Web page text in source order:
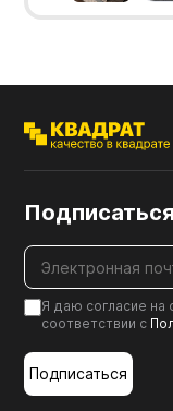
Я даю согласие на
соответствии с
Подписаться